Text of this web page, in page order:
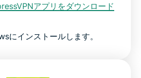
アプリをダウンロード
にインストールします。